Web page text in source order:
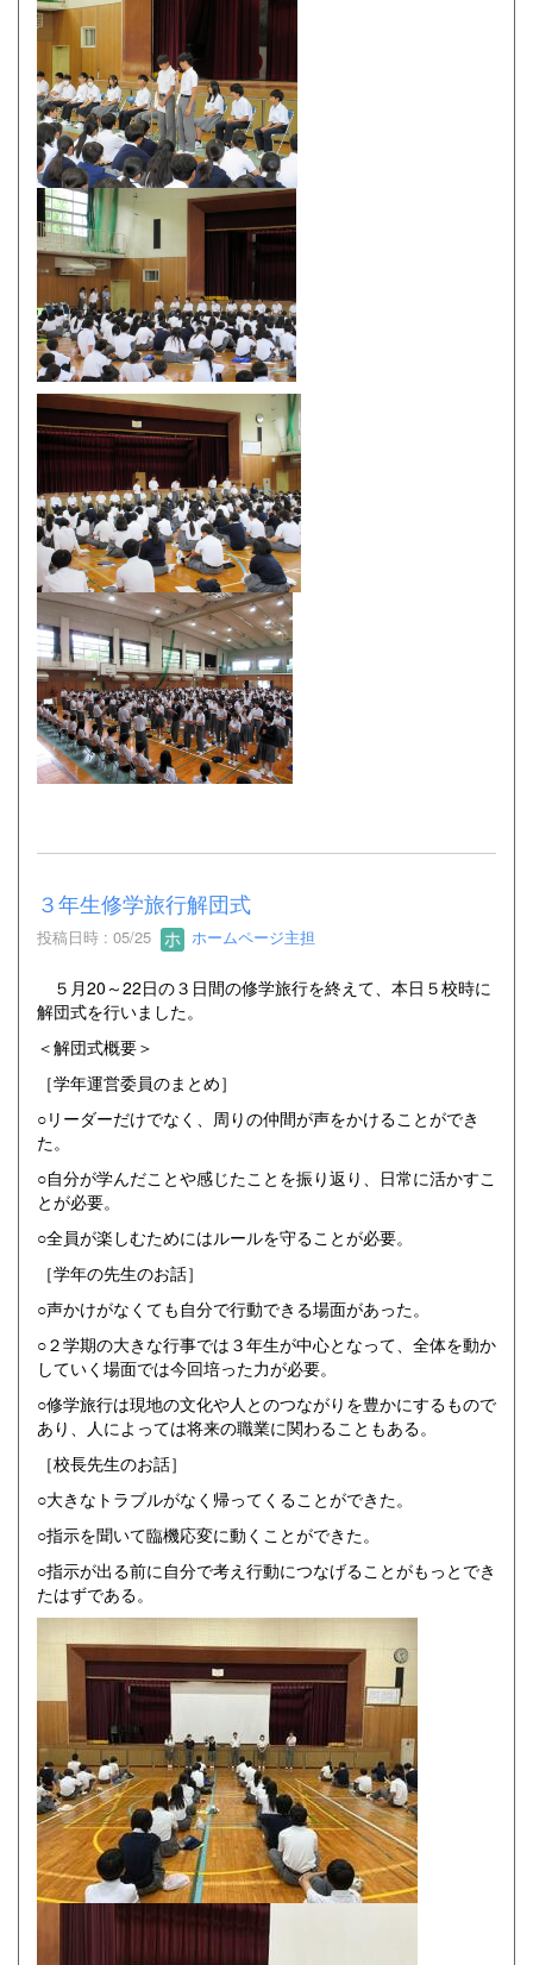
３年生修学旅行解団式
投稿日時 : 05/25 ホームページ主担
５月20～22日の３日間の修学旅行を終えて、本日５校時に
解団式を行いました。
＜解団式概要＞
［学年運営委員のまとめ］
○リーダーだけでなく、周りの仲間が声をかけることができ
た。
○自分が学んだことや感じたことを振り返り、日常に活かすこ
とが必要。
○全員が楽しむためにはルールを守ることが必要。
［学年の先生のお話］
○声かけがなくても自分で行動できる場面があった。
○２学期の大きな行事では３年生が中心となって、全体を動か
していく場面では今回培った力が必要。
○修学旅行は現地の文化や人とのつながりを豊かにするもので
あり、人によっては将来の職業に関わることもある。
［校長先生のお話］
○大きなトラブルがなく帰ってくることができた。
○指示を聞いて臨機応変に動くことができた。
○指示が出る前に自分で考え行動につなげることがもっとでき
たはずである。